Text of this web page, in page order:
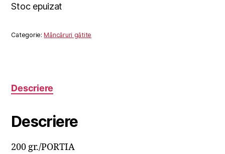
Stoc epuizat
Categorie:Mâncăruri gătite
Descriere
Descriere
200 gr./PORTIA